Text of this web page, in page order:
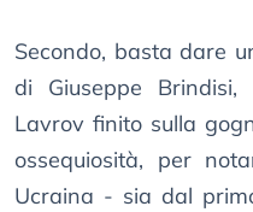
Secondo, basta dare
di Giuseppe Brindisi,
Lavrov finito sulla
ossequiosità, per
Ucraina - sia dal